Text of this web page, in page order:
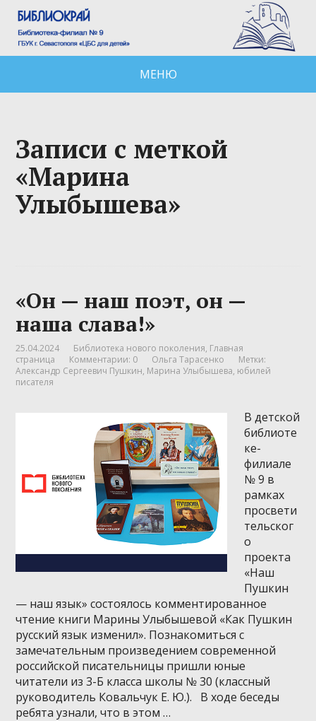
МЕНЮ
Записи с меткой
«Марина
Улыбышева»
«Он — наш поэт, он —
наша слава!»
25.04.2024 Библиотека нового поколения, Главная
страница
Комментарии: 0 Ольга Тарасенко
Метки:
Александр Сергеевич Пушкин, Марина Улыбышева, юбилей
писателя
В детской
библиоте
ке-
филиале
№ 9 в
рамках
просвети
тельског
о
проекта
«Наш
Пушкин
— наш язык» состоялось комментированное
чтение книги Марины Улыбышевой «Как Пушкин
русский язык изменил». Познакомиться с
замечательным произведением современной
российской писательницы пришли юные
читатели из 3-Б класса школы № 30 (классный
руководитель Ковальчук Е. Ю.). В ходе беседы
ребята узнали, что в этом …